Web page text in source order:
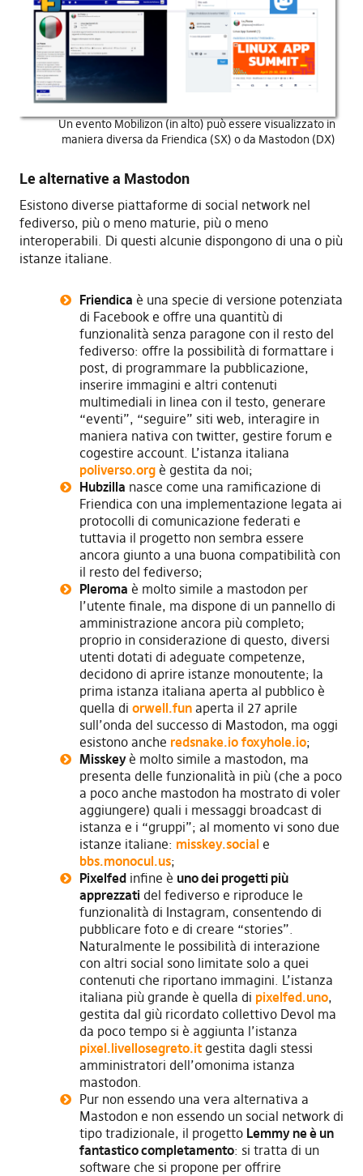
Un evento Mobilizon (in alto) può essere visualizzato in
maniera diversa da Friendica (SX) o da Mastodon (DX)
Le alternative a Mastodon
Esistono diverse piattaforme di social network nel
fediverso, più o meno maturie, più o meno
interoperabili. Di questi alcunie dispongono di una o più
istanze italiane.
Friendica è una specie di versione potenziata
di Facebook e offre una quantitù di
funzionalità senza paragone con il resto del
fediverso: offre la possibilità di formattare i
post, di programmare la pubblicazione,
inserire immagini e altri contenuti
multimediali in linea con il testo, generare
“eventi”, “seguire” siti web, interagire in
maniera nativa con twitter, gestire forum e
cogestire account. L’istanza italiana
poliverso.orgè gestita da noi;
Hubzilla nasce come una ramificazione di
Friendica con una implementazione legata ai
protocolli di comunicazione federati e
tuttavia il progetto non sembra essere
ancora giunto a una buona compatibilità con
il resto del fediverso;
Pleroma è molto simile a mastodon per
l’utente finale, ma dispone di un pannello di
amministrazione ancora più completo;
proprio in considerazione di questo, diversi
utenti dotati di adeguate competenze,
decidono di aprire istanze monoutente; la
prima istanza italiana aperta al pubblico è
quella di orwell.funaperta il 27 aprile
sull’onda del successo di Mastodon, ma oggi
esistono anche redsnake.io foxyhole.io;
Misskeyè molto simile a mastodon, ma
presenta delle funzionalità in più (che a poco
a poco anche mastodon ha mostrato di voler
aggiungere) quali i messaggi broadcast di
istanza e i “gruppi”; al momento vi sono due
istanze italiane: misskey.social e
bbs.monocul.us;
Pixelfedinfine è uno dei progetti più
apprezzati del fediverso e riproduce le
funzionalità di Instagram, consentendo di
pubblicare foto e di creare “stories”.
Naturalmente le possibilità di interazione
con altri social sono limitate solo a quei
contenuti che riportano immagini. L’istanza
italiana più grande è quella di pixelfed.uno,
gestita dal giù ricordato collettivo Devol ma
da poco tempo si è aggiunta l’istanza
pixel.livellosegreto.itgestita dagli stessi
amministratori dell’omonima istanza
mastodon.
Pur non essendo una vera alternativa a
Mastodon e non essendo un social network di
tipo tradizionale, il progetto Lemmy ne è un
fantastico completamento: si tratta di un
software che si propone per offrire